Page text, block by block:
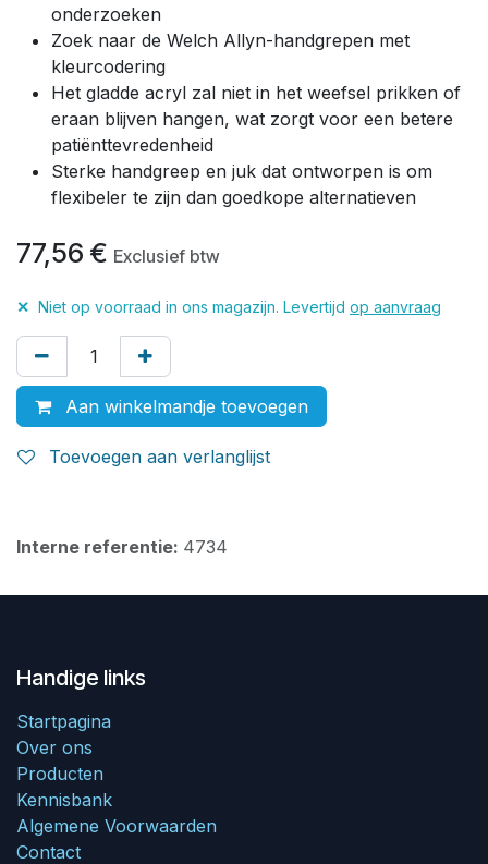
onderzoeken
Zoek naar de Welch Allyn-handgrepen met
kleurcodering
Het gladde acryl zal niet in het weefsel prikken of
eraan blijven hangen, wat zorgt voor een betere
patiënttevredenheid
Sterke handgreep en juk dat ontworpen is om
flexibeler te zijn dan goedkope alternatieven
77,56 € Exclusief btw
✕ Niet op voorraad in ons magazijn. Levertijd op aanvraag
Aan winkelmandje toevoegen
Toevoegen aan verlanglijst
Interne referentie: 4734
Handige links
Startpagina
Over ons
Producten
Kennisbank
Algemene Voorwaarden
Contact